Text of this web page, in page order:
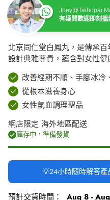
Joey@Taihopai
有疑問歡迎即刻搵
北京同仁堂白鳳丸，是傳承
設計典雅尊貴，蘊含對女性
改善經期不順、手腳冰冷
從根本滋養身心
女性氣血調理聖品
網店限定 海外地區配送
庫存中，準備發貨
💡24小時隨時解答
預計交貨時間：
Aug 8 -